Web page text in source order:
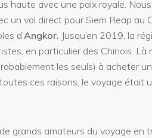
haute avec une paix royale.
un vol direct pour Siem Reap au
d’Angkor. Jusqu’en 2019, la
en particulier des Chinois. Là
les seuls) à acheter
ces raisons, le voyage était
grands amateurs du voyage en